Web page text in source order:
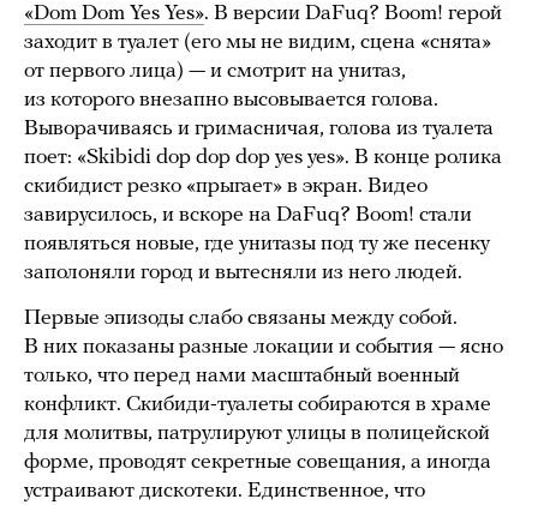
«Dom Dom Yes Yes». В версии DaFuq? Boom! герой
заходит в туалет (его мы не видим, сцена «снята»
от первого лица) — и смотрит на унитаз,
из которого внезапно высовывается голова.
Выворачиваясь и гримасничая, голова из туалета
поет: «Skibidi dop dop dop yes yes». В конце ролика
скибидист резко «прыгает» в экран. Видео
завирусилось, и вскоре на DaFuq? Boom! стали
появляться новые, где унитазы под ту же песенку
заполоняли город и вытесняли из него людей.
Первые эпизоды слабо связаны между собой.
В них показаны разные локации и события — ясно
только, что перед нами масштабный военный
конфликт. Скибиди-туалеты собираются в храме
для молитвы, патрулируют улицы в полицейской
форме, проводят секретные совещания, а иногда
устраивают дискотеки. Единственное, что